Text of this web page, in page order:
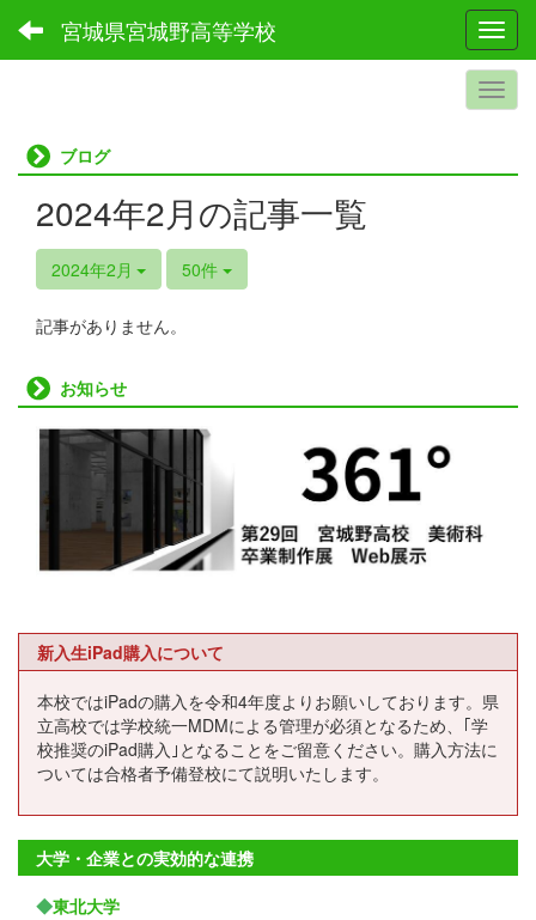
宮城県宮城野高等学校
ブログ
2024年2月の記事一覧
2024年2月 50件
記事がありません。
お知らせ
新入生iPad購入について
本校ではiPadの購入を令和4年度よりお願いしております。県
立高校では学校統一MDMによる管理が必須となるため、｢学
校推奨のiPad購入｣となることをご留意ください。購入方法に
ついては合格者予備登校にて説明いたします。
大学・企業との実効的な連携
◆東北大学